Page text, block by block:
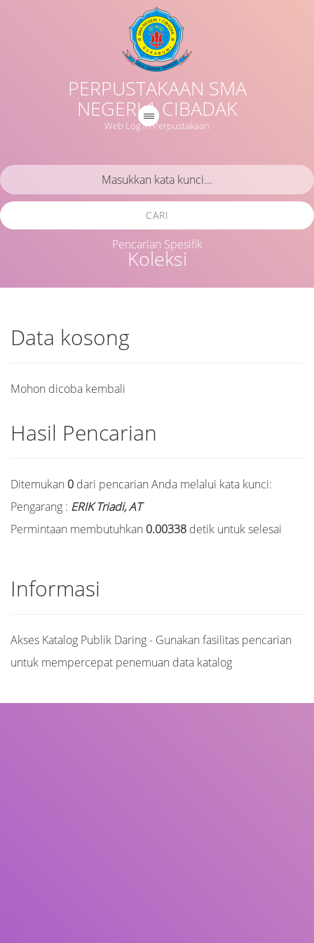
PERPUSTAKAAN SMA
NEGERI 1 CIBADAK
Web Log in Perpustakaan
Koleksi
CARI
Pencarian Spesifik
Data kosong
Mohon dicoba kembali
Hasil Pencarian
Ditemukan 0 dari pencarian Anda melalui kata kunci:
Pengarang : ERIK Triadi, AT
Permintaan membutuhkan 0.00338 detik untuk selesai
Informasi
Akses Katalog Publik Daring - Gunakan fasilitas pencarian
untuk mempercepat penemuan data katalog